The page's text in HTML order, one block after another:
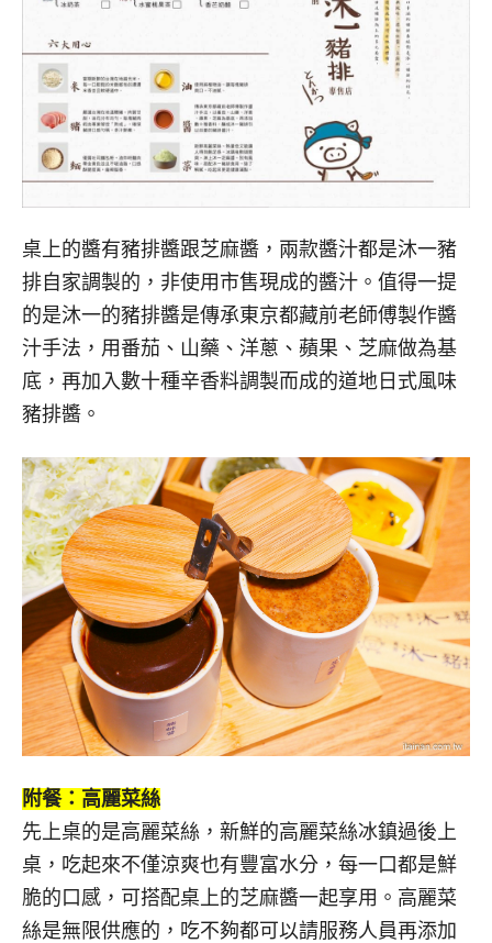
桌上的醬有豬排醬跟芝麻醬，兩款醬汁都是沐一豬
排自家調製的，非使用市售現成的醬汁。值得一提
的是沐一的豬排醬是傳承東京都藏前老師傅製作醬
汁手法，用番茄、山藥、洋蔥、蘋果、芝麻做為基
底，再加入數十種辛香料調製而成的道地日式風味
豬排醬。
附餐：高麗菜絲
先上桌的是高麗菜絲，新鮮的高麗菜絲冰鎮過後上
桌，吃起來不僅涼爽也有豐富水分，每一口都是鮮
脆的口感，可搭配桌上的芝麻醬一起享用。高麗菜
絲是無限供應的，吃不夠都可以請服務人員再添加